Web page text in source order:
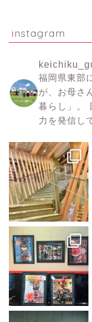
instagram
福岡県東部
が、お母さ
暮らし」。
力を発信し